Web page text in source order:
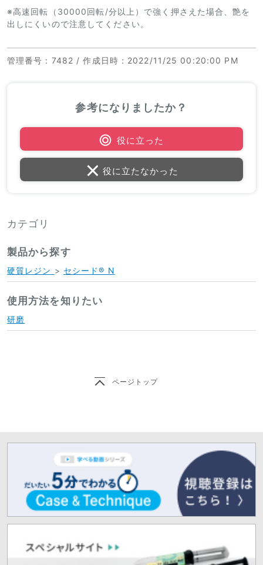
※高速回転（30000回転/分以上）で強く押さえた場合、艶を
出しにくいので注意してください。
管理番号 ：7482 /作成日時 ：2022/11/25 00:20:00 PM
参考になりましたか？
役に立った
役に立たなかった
カテゴリ
製品から探す
硬質レジン > セシード® N
使用方法を知りたい
研磨
ページトップ